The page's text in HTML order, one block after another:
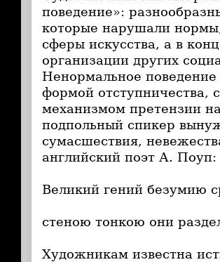
поведение»:
которые нарушали
сферы искусства, а в
организации других
Ненормальное
формой отступничества,
механизмом претензии
подпольный спикер
сумасшествия,
английский поэт А. Поуп:
Великий гений безумию
стеною тонкою они
Художникам известна